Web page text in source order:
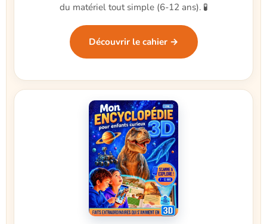
du matériel tout simple (6-12 ans). 🧪
Découvrir le cahier →